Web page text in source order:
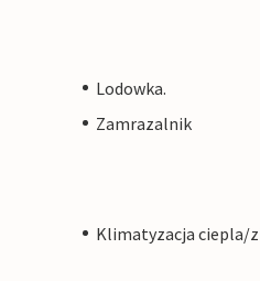
Lodowka.
Zamrazalnik
Klimatyzacja ciepla/